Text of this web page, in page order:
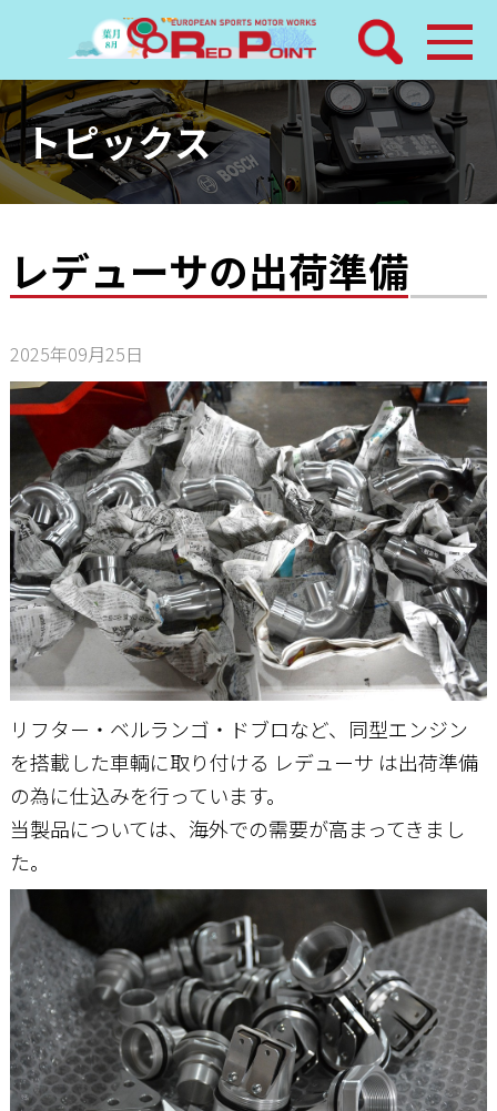
検索
ホーム
トピックス
レッドポイントパーツ
その他サービス
店舗案内
工場通信
お問い合わせ
トピックス
レデューサの出荷準備
2025年09月25日
リフター・ベルランゴ・ドブロなど、同型エンジン
を搭載した車輌に取り付ける レデューサ は出荷準備
の為に仕込みを行っています。
当製品については、海外での需要が高まってきまし
た。